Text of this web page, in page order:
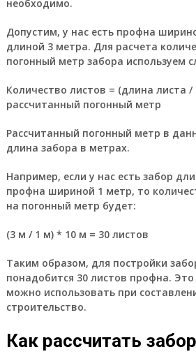
необходимо.
Допустим, у нас есть профна
длиной 3 метра. Для расчета
погонный метр забора используем
Количество листов = (длина листа
рассчитанный погонный метр
Рассчитанный погонный метр в
длина забора в метрах.
Например, если у нас есть забор
профна шириной 1 метр, то
на погонный метр будет:
(3 м / 1 м) * 10 м = 30 листов
Таким образом, для постройки
понадобится 30 листов профна.
можно использовать при
строительство.
Как рассчитать забор